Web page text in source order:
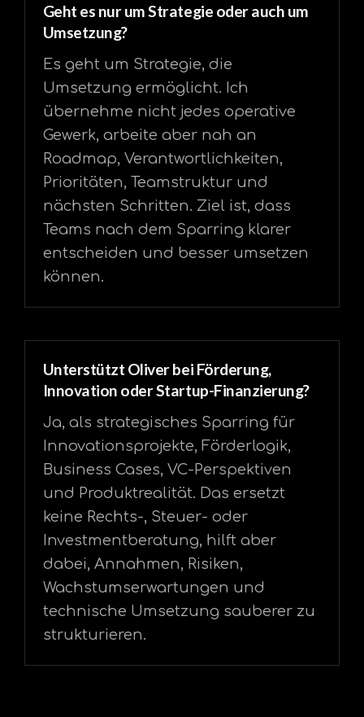
Geht es nur um Strategie oder auch um
Umsetzung?
Es geht um Strategie, die
Umsetzung ermöglicht. Ich
übernehme nicht jedes operative
Gewerk, arbeite aber nah an
Roadmap, Verantwortlichkeiten,
Prioritäten, Teamstruktur und
nächsten Schritten. Ziel ist, dass
Teams nach dem Sparring klarer
entscheiden und besser umsetzen
können.
Unterstützt Oliver bei Förderung,
Innovation oder Startup-Finanzierung?
Ja, als strategisches Sparring für
Innovationsprojekte, Förderlogik,
Business Cases, VC-Perspektiven
und Produktrealität. Das ersetzt
keine Rechts-, Steuer- oder
Investmentberatung, hilft aber
dabei, Annahmen, Risiken,
Wachstumserwartungen und
technische Umsetzung sauberer zu
strukturieren.